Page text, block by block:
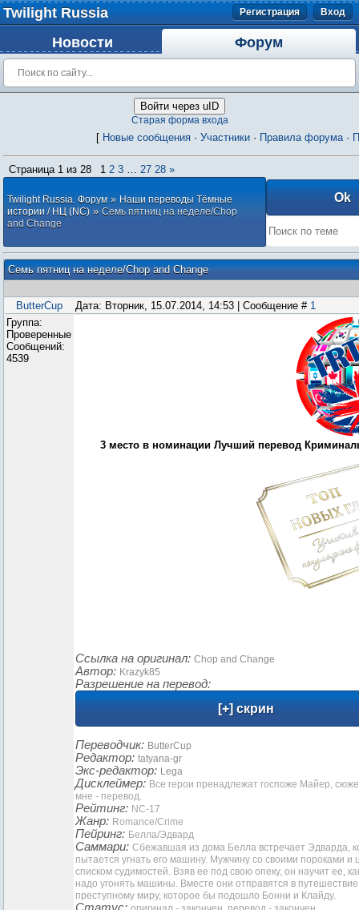
Twilight Russia Регистрация Вход
Новости Форум
Войти через uID
Старая форма входа
[ Новые сообщения · Участники · Правила форума·
Страница 1 из 28 1 2 3 … 27 28 »
Twilight Russia. Форум » Наши переводы Тёмные
истории / НЦ (NC) » Семь пятниц на неделе/Chop
and Change
Семь пятниц на неделе/Chop and Change
ButterCup Дата: Вторник, 15.07.2014, 14:53 | Сообщение # 1
Группа:
Проверенные
Сообщений:
4539
3 место в номинации Лучший перевод
Ссылка на оригинал: Chop and Change
Автор: Krazyk85
Разрешение на перевод:
Переводчик: ButterCup
Редактор: tatyana-gr
Экс-редактор: Lega
Дисклеймер: Все герои пренадлежат госпоже Майер,
мне - перевод.
Рейтинг: NC-17
Жанр: Romance/Crime
Пейринг: Белла/Эдвард
Саммари: Сбежавшая из дома Белла встречает Эдварда,
пытается угнать его машину. Мужчину со своими пороками и
списком судимостей. Взяв ее под свою опеку, он научит ее,
надо угонять машины. Вместе они отправятся в
преступному миру, которое бы подошло Бонни и Клайду.